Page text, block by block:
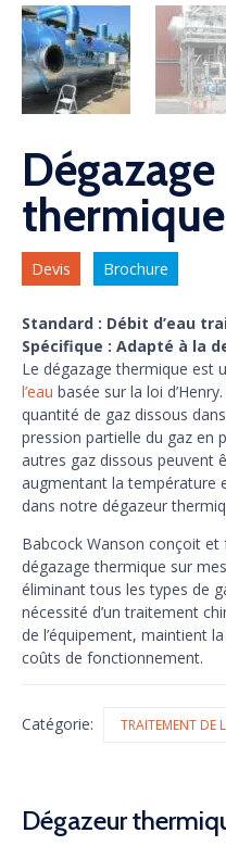
Dégazage
thermique
Devis Brochure
Standard : Débit d’eau
Spécifique : Adapté à la
Le dégazage thermique est
l’eau basée sur la loi
quantité de gaz dissous
pression partielle du gaz en
autres gaz dissous peuvent
augmentant la température
dans notre dégazeur
Babcock Wanson conçoit
dégazage thermique sur
éliminant tous les types de
nécessité d’un traitement
de l’équipement, maintient
coûts de fonctionnement.
Catégorie: TRAITEMENT DE
Dégazeur